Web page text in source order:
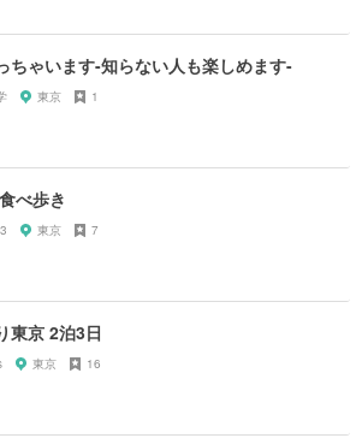
ちゃいます-知らない人も楽しめます-
東京 1
べ歩き
東京 7
東京 2泊3日
東京 16